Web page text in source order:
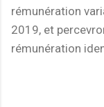
rémunération
2019, et
rémunération